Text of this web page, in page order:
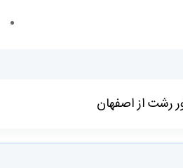
تاریخ ورود
رشت از اصفهان